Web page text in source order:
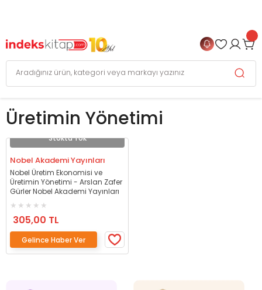
Üretimin Yönetimi
Stokta Yok
Nobel Akademi Yayınları
Nobel Üretim Ekonomisi ve
Üretimin Yönetimi - Arslan Zafer
Gürler Nobel Akademi Yayınları
305,00 TL
Gelince Haber Ver